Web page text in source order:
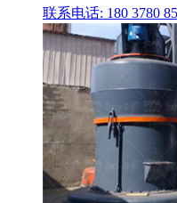
联系电话: 180 3780